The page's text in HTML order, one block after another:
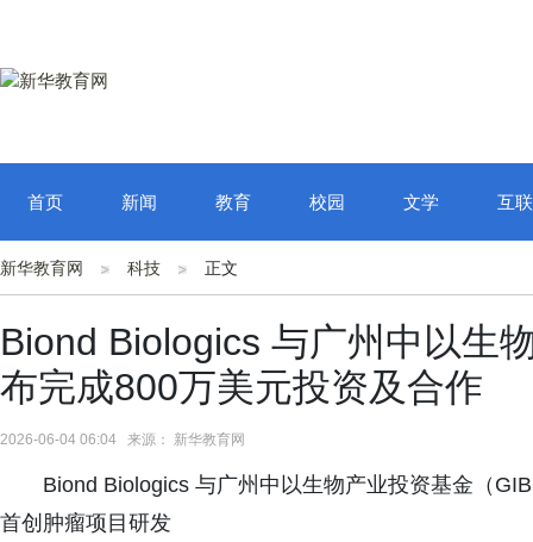
首页 新闻 教育 校园 文学 互
新华教育网 科技 正文
Biond Biologics 与广州中以生
布完成800万美元投资及合作
2026-06-04 06:04 来源： 新华教育网
Biond Biologics 与广州中以生物产业投资基金（
首创肿瘤项目研发